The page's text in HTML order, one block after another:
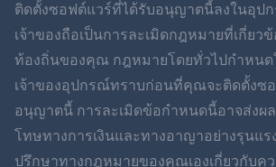
Dansk
ฮินดี
ติดตั้งซอฟต์แวร์ที่ได้รับอนุญาตนี้ลงในอุป
เจ้าของถือเป็นการละเมิดกฎหมายที่เกี่ยว
ท้องถิ่นของคุณ กฎหมายโดยทั่วไปกำหน
เจ้าของอุปกรณ์ทราบก่อนที่คุณจะติดตั้งซ
อนุญาตนี้ การละเมิดข้อกำหนดนี้อาจส่งผ
โทษทางการเงินและทางอาญาอย่างรุนแ
ปรึกษาทางกฎหมายของคุณเองเกี่ยวกับค